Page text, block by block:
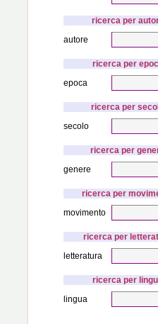
ricerca per
autore
ricerca per
epoca
ricerca per
secolo
ricerca per
genere
ricerca per
movimento
ricerca per
letteratura
ricerca per
lingua